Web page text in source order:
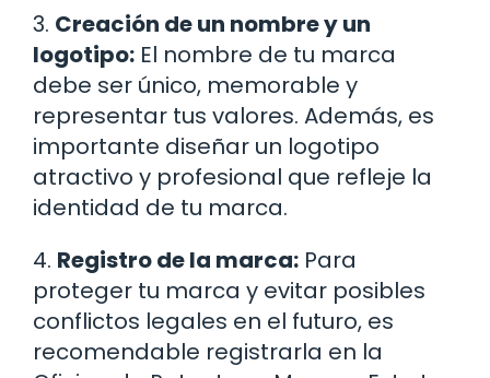
3. Creación de un nombre y un
logotipo: El nombre de tu marca
debe ser único, memorable y
representar tus valores. Además, es
importante diseñar un logotipo
atractivo y profesional que refleje la
identidad de tu marca.
4. Registro de la marca: Para
proteger tu marca y evitar posibles
conflictos legales en el futuro, es
recomendable registrarla en la